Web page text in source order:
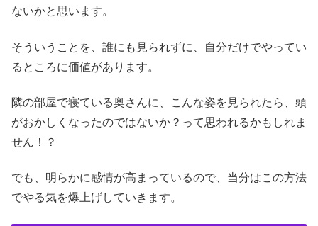
ないかと思います。
そういうことを、誰にも見られずに、自分だけでやってい
るところに価値があります。
隣の部屋で寝ている奥さんに、こんな姿を見られたら、頭
がおかしくなったのではないか？って思われるかもしれま
せん！？
でも、明らかに感情が高まっているので、当分はこの方法
でやる気を爆上げしていきます。